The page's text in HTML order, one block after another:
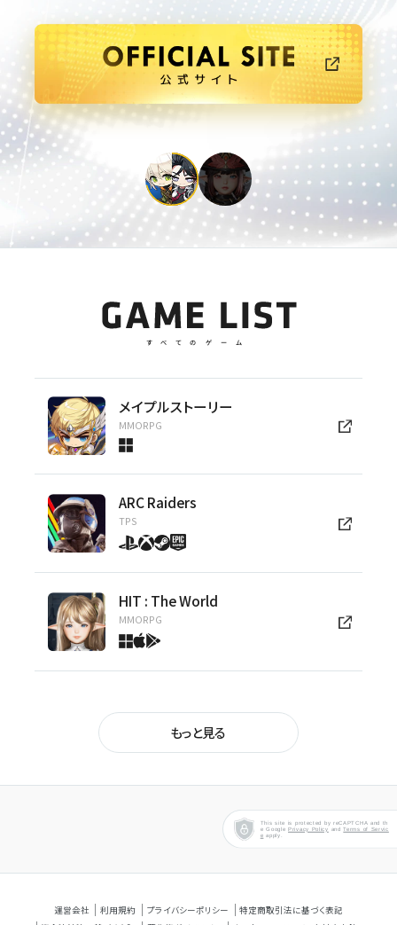
公式サイト
HIT:The World
GAME LISTすべてのゲーム
メイプルストーリー
MMORPG
ARC Raiders
TPS
HIT : The World
MMORPG
ほのぼの生活系RPG
ドラマチックRPG
もっと見る
This site is protected by reCAPTCHA and th
e GooglePrivacy Policy andTerms of Servic
e apply.
運営会社 利用規約 プライバシーポリシー
特定商取引法に基づく表記